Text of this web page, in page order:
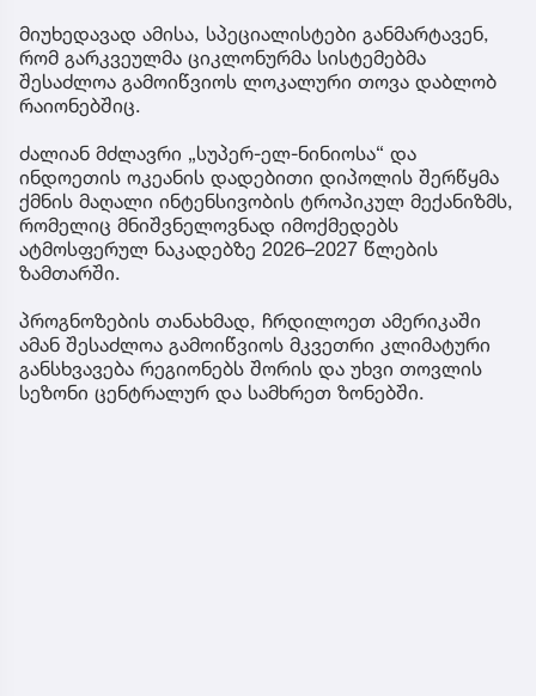
მიუხედავად ამისა, სპეციალისტები განმარტავენ,
რომ გარკვეულმა ციკლონურმა სისტემებმა
შესაძლოა გამოიწვიოს ლოკალური თოვა დაბლობ
რაიონებშიც.
ძალიან მძლავრი „სუპერ-ელ-ნინიოსა“ და
ინდოეთის ოკეანის დადებითი დიპოლის შერწყმა
ქმნის მაღალი ინტენსივობის ტროპიკულ მექანიზმს,
რომელიც მნიშვნელოვნად იმოქმედებს
ატმოსფერულ ნაკადებზე 2026–2027 წლების
ზამთარში.
პროგნოზების თანახმად, ჩრდილოეთ ამერიკაში
ამან შესაძლოა გამოიწვიოს მკვეთრი კლიმატური
განსხვავება რეგიონებს შორის და უხვი თოვლის
სეზონი ცენტრალურ და სამხრეთ ზონებში.